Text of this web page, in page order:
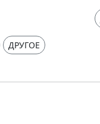
ДРУГОЕ